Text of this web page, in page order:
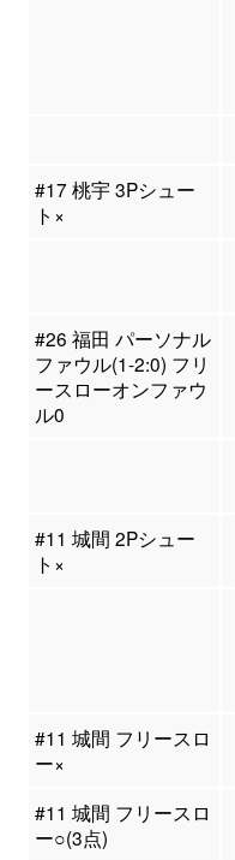
#17 桃宇 3Pシュー
ト×
#26 福田 パーソナル
ファウル(1-2:0) フリ
ースローオンファウ
ル0
#11 城間 2Pシュー
ト×
#11 城間 フリースロ
ー×
#11 城間 フリースロ
ー○(3点)